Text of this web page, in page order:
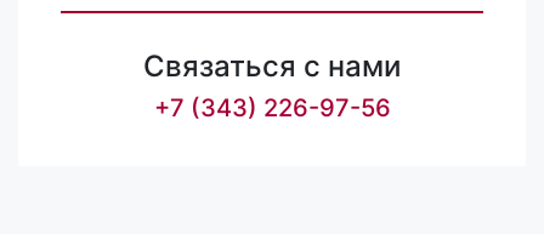
Связаться с нами
+7 (343) 226-97-56